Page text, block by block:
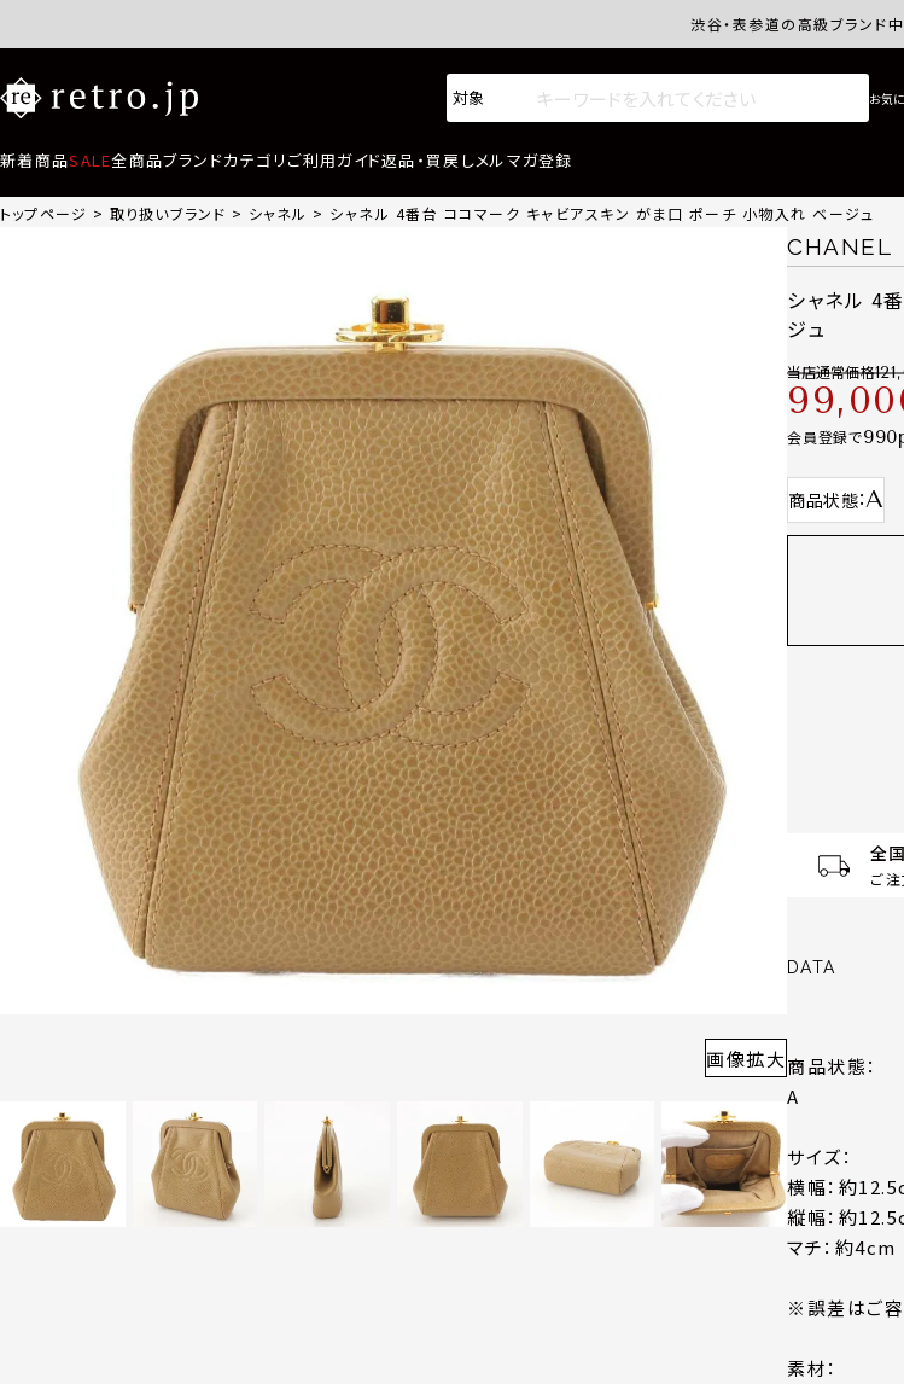
渋谷・表参道の高級ブランド
新着商品SALE全商品ブランドカテゴリ ご利用ガイド返品・買戻しメルマガ登録
トップページ 取り扱いブランド シャネル シャネル 4番台 ココマーク キャビアスキン がま口 ポーチ 小物入れ ベージュ
画像拡大
CHANEL
シャネル 4
ジュ
当店通常価格
会員登録で990
商品状態 A
全
ご
DATA
商品状態：
A
サイズ：
横幅：約
縦幅：約
マチ：約4cm
※誤差はご容
素材：